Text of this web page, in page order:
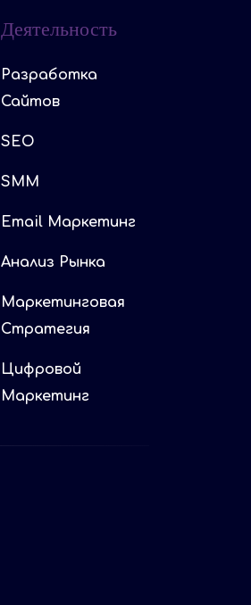
Деятельность
Разработка
Сайтов
SEO
SMM
Email Маркетинг
Анализ Рынка
Маркетинговая
Стратегия
Цифровой
Маркетинг